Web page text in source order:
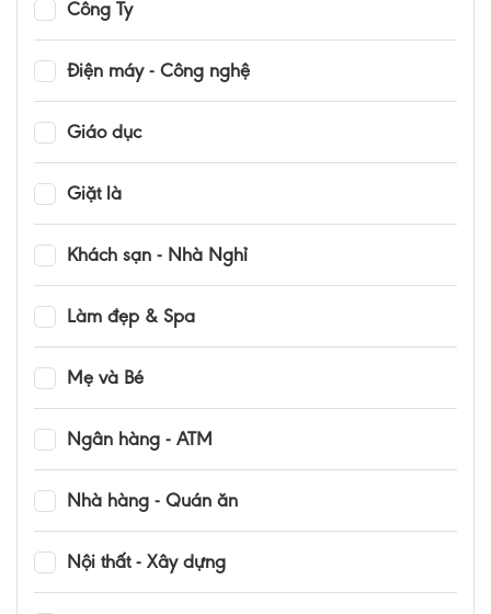
Công Ty
Điện máy - Công nghệ
Giáo dục
Giặt là
Khách sạn - Nhà Nghỉ
Làm đẹp & Spa
Mẹ và Bé
Ngân hàng - ATM
Nhà hàng - Quán ăn
Nội thất - Xây dựng